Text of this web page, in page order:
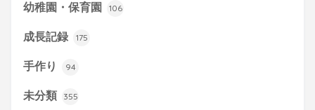
幼稚園・保育園 106
成長記録 175
手作り 94
未分類 355